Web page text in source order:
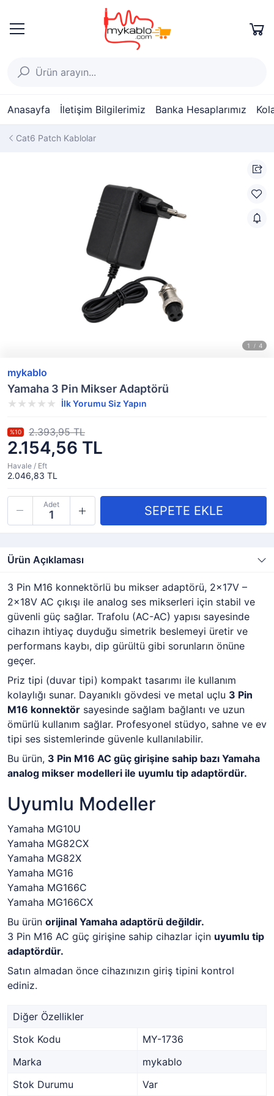
Anasayfa İletişim Bilgilerimiz Banka Hesaplarımız
Cat6 Patch Kablolar
mykablo
Yamaha 3 Pin Mikser Adaptörü
İlk Yorumu Siz Yapın
2.154,56 TL
%10 2.393,95 TL
Havale / Eft
2.046,83 TL
Adet
Ürün Açıklaması
3 Pin M16 konnektörlü bu mikser adaptörü, 2x17V –
2x18V AC çıkışı ile analog ses mikserleri için stabil ve
güvenli güç sağlar. Trafolu (AC-AC) yapısı sayesinde
cihazın ihtiyaç duyduğu simetrik beslemeyi üretir ve
performans kaybı, dip gürültü gibi sorunların önüne
geçer.
Priz tipi (duvar tipi) kompakt tasarımı ile kullanım
kolaylığı sunar. Dayanıklı gövdesi ve metal uçlu 3 Pin
M16 konnektör sayesinde sağlam bağlantı ve uzun
ömürlü kullanım sağlar. Profesyonel stüdyo, sahne ve ev
tipi ses sistemlerinde güvenle kullanılabilir.
Bu ürün, 3 Pin M16 AC güç girişine sahip bazı Yamaha
analog mikser modelleri ile uyumlu tip adaptördür.
Uyumlu Modeller
Yamaha MG10U
Yamaha MG82CX
Yamaha MG82X
Yamaha MG16
Yamaha MG166C
Yamaha MG166CX
Bu ürün orijinal Yamaha adaptörü değildir.
3 Pin M16 AC güç girişine sahip cihazlar için uyumlu tip
adaptördür.
Satın almadan önce cihazınızın giriş tipini kontrol
ediniz.
Diğer Özellikler
Stok Kodu
MY-1736
Marka
mykablo
Stok Durumu
Var